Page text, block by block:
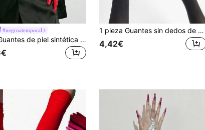
#negroatemporal
AiiRZ Guantes de piel sintética de lujo de longitud de ópera, accesorio de invierno para uso formal, boda, fiesta o ocasión especial, moda de declaración de longitud hasta el codo
1 pieza Guantes sin dedos de malla elástica fina de 55 cm, accesorio de vestido de mujer para protección solar, guantes largos y transparentes de color negro sexy - adecuados para disfraz de Halloween/fiesta gótica
4,42€